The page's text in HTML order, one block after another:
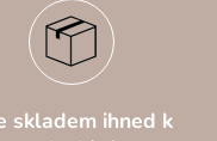
skladem ihned k